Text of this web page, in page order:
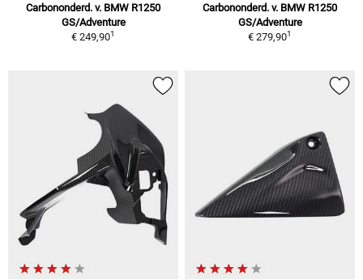
Carbononderd. v. BMW R1250
GS/Adventure
€ 249,901
Carbononderd. v. BMW R1250
GS/Adventure
€ 279,901